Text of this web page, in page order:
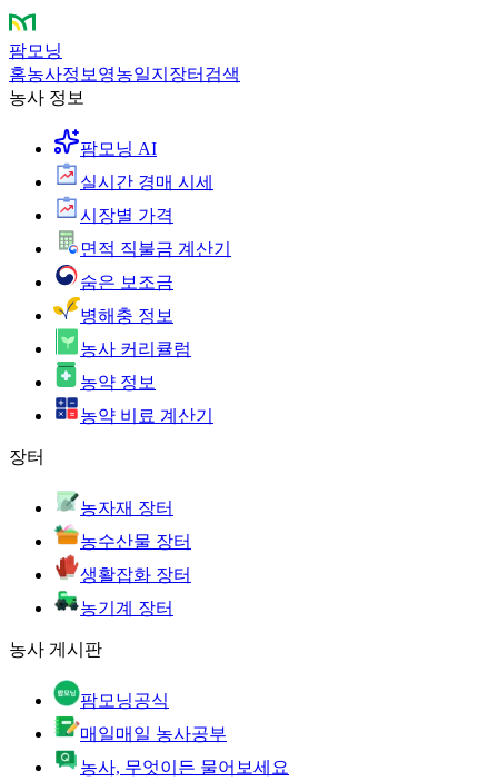
팜모닝
홈농사정보 영농일지 장터 검색
농사 정보
팜모닝 AI
실시간 경매 시세
시장별 가격
면적 직불금 계산기
숨은 보조금
병해충 정보
농사 커리큘럼
농약 정보
농약 비료 계산기
장터
농자재 장터
농수산물 장터
생활잡화 장터
농기계 장터
농사 게시판
팜모닝공식
매일매일 농사공부
농사, 무엇이든 물어보세요